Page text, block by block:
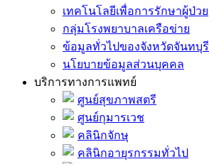
เทคโนโลยีเพื่อการรักษาผู้ป่วย
กลุ่มโรงพยาบาลเครือข่าย
ข้อมูลทั่วไปของจังหวัดจันทบุรี
นโยบายข้อมูลส่วนบุคคล
บริการทางการแพทย์
ศูนย์สุขภาพสตรี
ศูนย์กุมารเวช
คลินิกจักษุ
คลินิกอายุรกรรมทั่วไป